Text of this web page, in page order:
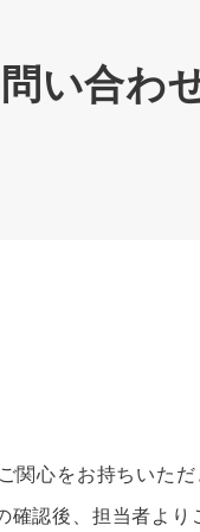
い合わ
関心をお持ちいただ
確認後、担当者より